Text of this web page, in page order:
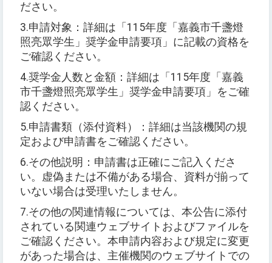
ださい。
3.申請対象：詳細は「 115年度「嘉義市千盞燈
照亮眾学生」奨学金申請要項」に記載の資格を
ご確認ください。
4.奨学金人数と金額：詳細は「 115年度「嘉義
市千盞燈照亮眾学生」奨学金申請要項」をご確
認ください。
5.申請書類 （添付資料）
：詳細は当該機関の規
定および申請書をご確認ください。
6.その他説明：申請書は正確にご記入くださ
い。虚偽または不備がある場合、資料が揃って
いない場合は受理いたしません。
7.その他の関連情報については、本公告に添付
されている関連ウェブサイトおよびファイルを
ご確認ください。本申請内容および規定に変更
があった場合は、主催機関のウェブサイトでの